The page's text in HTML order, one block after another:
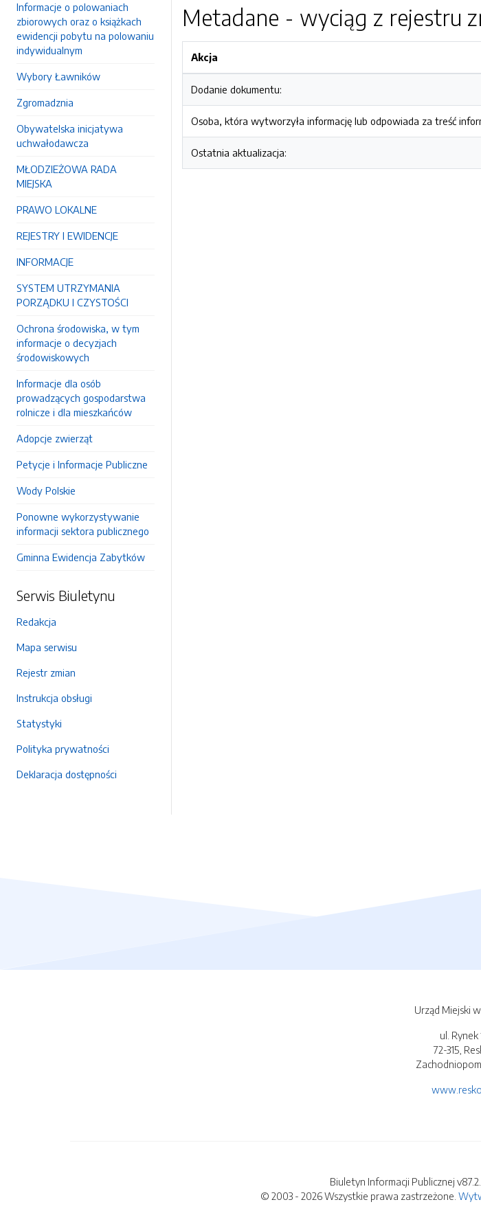
Informacje o polowaniach
zbiorowych oraz o książkach
ewidencji pobytu na polowaniu
indywidualnym
Wybory Ławników
Zgromadznia
Obywatelska inicjatywa
uchwałodawcza
MŁODZIEŻOWA RADA
MIEJSKA
PRAWO LOKALNE
REJESTRY I EWIDENCJE
INFORMACJE
SYSTEM UTRZYMANIA
PORZĄDKU I CZYSTOŚCI
Ochrona środowiska, w tym
informacje o decyzjach
środowiskowych
Informacje dla osób
prowadzących gospodarstwa
rolnicze i dla mieszkańców
Adopcje zwierząt
Petycje i Informacje Publiczne
Wody Polskie
Ponowne wykorzystywanie
informacji sektora publicznego
Gminna Ewidencja Zabytków
Serwis Biuletynu
Redakcja
Mapa serwisu
Rejestr zmian
Instrukcja obsługi
Statystyki
Polityka prywatności
Deklaracja dostępności
Metadane - wyciąg z rejestru
Akcja
Dodanie dokumentu:
Osoba, która wytworzyła informację lub odpowiada za treść
Ostatnia aktualizacja:
Urząd Miejski
ul. Rynek
72-315,
Biuletyn Informacji Publicznej
© 2003 - 2026 Wszystkie prawa zastrzeżone.